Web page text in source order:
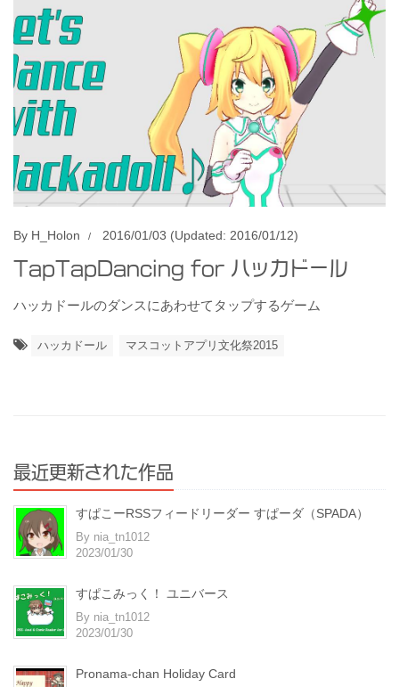
By H_Holon 2016/01/03 (Updated: 2016/01/12)
TapTapDancing for ハッカドール
ハッカドールのダンスにあわせてタップするゲーム
ハッカドール マスコットアプリ文化祭2015
最近更新された作品
すぱこーRSSフィードリーダー すぱーダ（SPADA）
By nia_tn1012
2023/01/30
すぱこみっく！ ユニバース
By nia_tn1012
2023/01/30
Pronama-chan Holiday Card